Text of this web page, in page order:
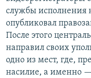
службы исполнения
опубликовал
После этого
направил своих
одно из мест, где,
насилие, а именно